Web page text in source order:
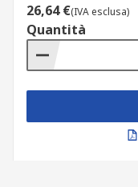
26,64 €(IVA esclusa)
Quantità